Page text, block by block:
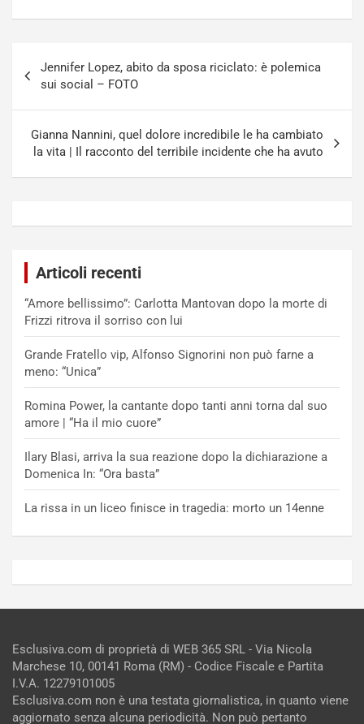
articoli
Jennifer Lopez, abito da sposa riciclato: è polemica
sui social – FOTO
Gianna Nannini, quel dolore incredibile le ha cambiato
la vita | Il racconto del terribile incidente che ha avuto
Articoli recenti
“Amore bellissimo”: Carlotta Mantovan dopo la morte di
Frizzi ritrova il sorriso con lui
Grande Fratello vip, Alfonso Signorini non può farne a
meno: “Unica”
Romina Power, la cantante dopo tanti anni torna dal suo
amore | “Ha il mio cuore”
Ilary Blasi, arriva la sua reazione dopo la dichiarazione a
Domenica In: “Ora basta”
La rissa in un liceo finisce in tragedia: morto un 14enne
Esclusiva.com di proprietà di WEB 365 SRL - Via Nicola
Marchese 10, 00141 Roma (RM) - Codice Fiscale e Partita
I.V.A. 12279101005
Esclusiva.com non è una testata giornalistica, in quanto viene
aggiornato senza alcuna periodicità. Non può pertanto